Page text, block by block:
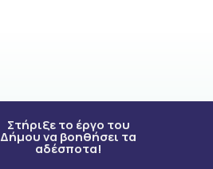
Στήριξε το έργο του
Δήμου να βοηθήσει τα
αδέσποτα!